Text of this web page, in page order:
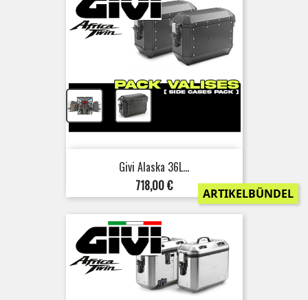
Givi Alaska 36L...
Preis
718,00 € ARTIKELBÜNDEL